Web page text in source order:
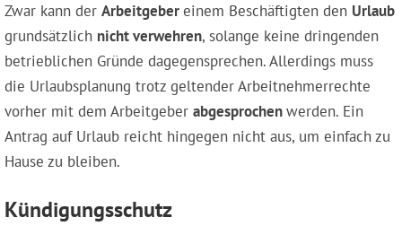
Zwar kann der Arbeitgebereinem Beschäftigten den Urlaub
grundsätzlich nicht verwehren, solange keine dringenden
betrieblichen Gründe dagegensprechen. Allerdings muss
die Urlaubsplanung trotz geltender Arbeitnehmerrechte
vorher mit dem Arbeitgeber abgesprochenwerden. Ein
Antrag auf Urlaub reicht hingegen nicht aus, um einfach zu
Hause zu bleiben.
Kündigungsschutz